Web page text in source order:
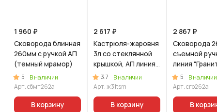
1 960 ₽
Сковорода блинная
260мм с ручкой АП
(темный мрамор)
5
В наличии
Арт.сбмт262а
В корзину
2 617 ₽
Кастрюля-жаровня
3л со стеклянной
крышкой, АП линия
"Тренд" (Аметист)
3.7
В наличии
Арт.ж31tsm
В корзину
2 867 ₽
Сковорода
съемной
линия
ультра"
5
В наличии
Арт.сго262а
В